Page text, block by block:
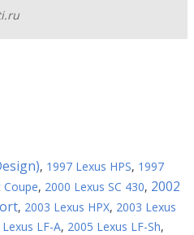
, 1997 Lexus HPS, 1997
Coupe, 2000 Lexus SC 430, 2002
, 2003 Lexus HPX, 2003 Lexus
LF-A, 2005 Lexus LF-Sh,